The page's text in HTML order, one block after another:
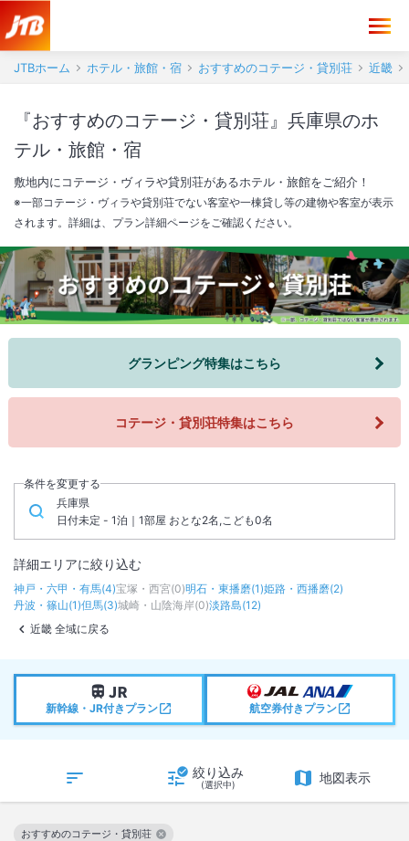
JTBホーム ホテル・旅館・宿 おすすめのコテージ・貸別荘 近畿
『おすすめのコテージ・貸別荘』兵庫県のホ
テル・旅館・宿
敷地内にコテージ・ヴィラや貸別荘があるホテル・旅館をご紹介！
※一部コテージ・ヴィラや貸別荘でない客室や一棟貸し等の建物や客室が表示
されます。詳細は、プラン詳細ページをご確認ください。
コテージ・貸別荘特集はこちら
グランピング特集はこちら
条件を変更する
兵庫県
日付未定 - 1泊｜1部屋 おとな2名,こども0名
詳細エリアに絞り込む
神戸・六甲・有馬(4)宝塚・西宮(0)明石・東播磨(1)姫路・西播磨(2)
丹波・篠山(1)但馬(3)城崎・山陰海岸(0)淡路島(12)
近畿 全域に戻る
新幹線・JR付きプラン 航空券付きプラン
絞り込み
(選択中) 地図表示
おすすめのコテージ・貸別荘